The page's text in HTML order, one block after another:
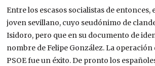
Entre los escasos socialistas de
joven sevillano, cuyo seudónimo de
Isidoro, pero que en su documento de
nombre de Felipe González. La
PSOE fue un éxito. De pronto los